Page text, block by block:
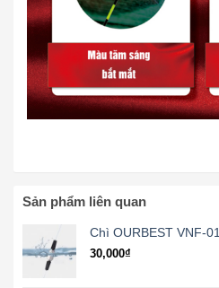
Sản phẩm liên quan
Chì OURBEST VNF-01
30,000₫